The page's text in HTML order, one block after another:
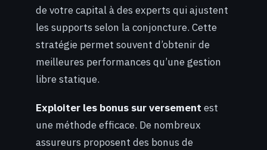
de votre capital à des experts qui ajustent
les supports selon la conjoncture. Cette
stratégie permet souvent d’obtenir de
meilleures performances qu’une gestion
libre statique.
Exploiter les bonus sur versement est
une méthode efficace. De nombreux
assureurs proposent des bonus de